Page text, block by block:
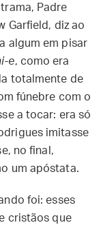
Padre
Garfield, diz ao
algum em pisar
e, como era
totalmente de
fúnebre com o
a tocar: era só
imitasse
no final,
um apóstata.
foi: esses
cristãos que